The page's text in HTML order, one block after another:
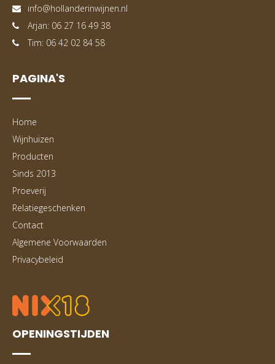
info@hollanderinwijnen.nl
Arjan: 06 27 16 49 38
Tim: 06 42 02 84 58
PAGINA'S
Home
Wijnhuizen
Producten
Sinds 2013
Proeverij
Relatiegeschenken
Contact
Algemene Voorwaarden
Privacybeleid
OPENINGSTIJDEN